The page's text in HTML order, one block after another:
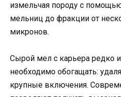
измельчая породу с
мельниц до фракции от
микронов.
Сырой мел с карьера редко
необходимо обогащать:
крупные включения.